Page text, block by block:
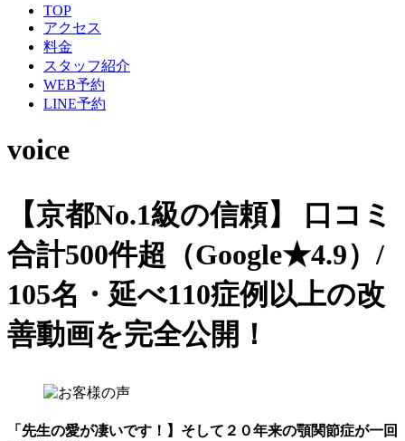
TOP
アクセス
料金
スタッフ紹介
WEB予約
LINE予約
voice
【京都No.1級の信頼】
口コミ
合計500件超（Google★4.9）/
105名・延べ110症例以上の改
善動画を完全公開！
「先生の愛が凄いです！】そして２０年来の顎関節症が一回